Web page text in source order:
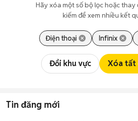
Hãy xóa một số bộ lọc hoặc thay
kiếm để xem nhiều kết
Điện thoại Infinix
Đổi khu vực Xóa tất
Tin đăng mới